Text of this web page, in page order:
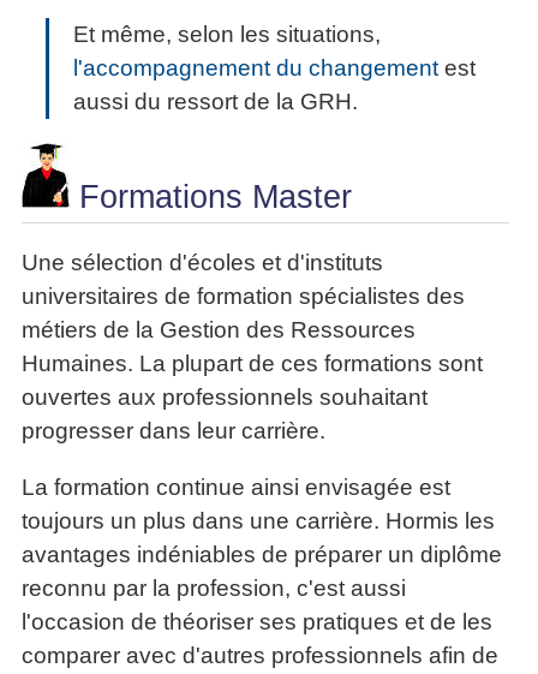
Et même, selon les situations,
l'accompagnement du changement est
aussi du ressort de la GRH.
Formations Master
Une sélection d'écoles et d'instituts
universitaires de formation spécialistes des
métiers de la Gestion des Ressources
Humaines. La plupart de ces formations sont
ouvertes aux professionnels souhaitant
progresser dans leur carrière.
La formation continue ainsi envisagée est
toujours un plus dans une carrière. Hormis les
avantages indéniables de préparer un diplôme
reconnu par la profession, c'est aussi
l'occasion de théoriser ses pratiques et de les
comparer avec d'autres professionnels afin de